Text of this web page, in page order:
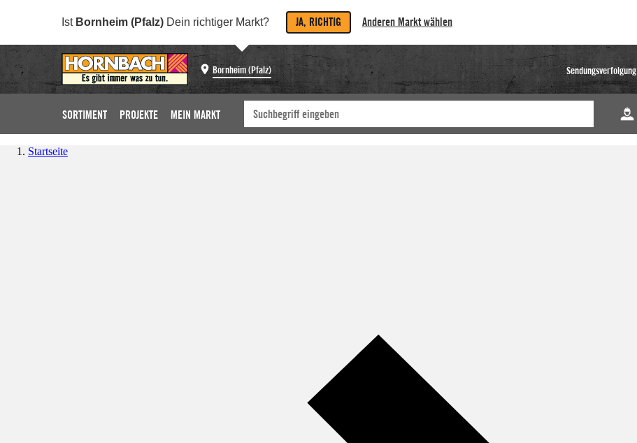
Ist Bornheim (Pfalz) Dein richtiger Markt? JA, RICHTIG Anderen Markt wählen
Bornheim (Pfalz) Sendungsverfolgung
SORTIMENT PROJEKTE MEIN MARKT
Startseite